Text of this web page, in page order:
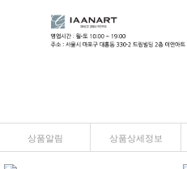
상품알림 상품상세정보